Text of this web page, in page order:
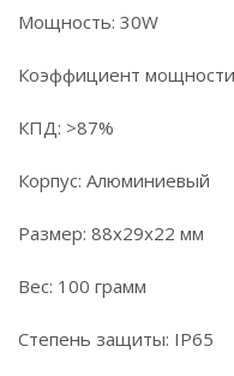
Мощность: 30W
Коэффициент
КПД: >87%
Корпус: Алюминиевый
Размер: 88x29x22 мм
Вес: 100 грамм
Степень защиты: IP65